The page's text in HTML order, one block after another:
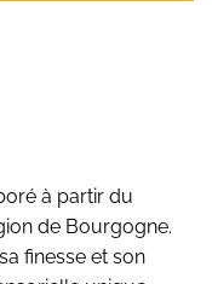
à partir du
de Bourgogne.
finesse et son